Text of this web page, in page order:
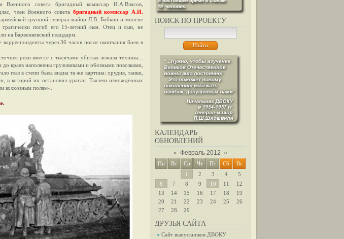
ПОИСК ПО ПРОЕКТУ
КАЛЕНДАРЬ
ОБНОВЛЕНИЙ
« Февраль 2012 »
Пн Вт Ср Чт Пт Сб
Вс
1
2 3 4
5
6
7 8 9 10 11
12
13
14 15 16 17 18
19
20
21 22 23 24 25
26
27
28 29
ДРУЗЬЯ САЙТА
Сайт выпускников ДВОКУ
Военного совета бригадный комиссар И.А.Власов,
член Военного совета бригадный комиссар А.И.
группой генерал-майор Л.В. Бобкин и многие
погиб его 15-летний сын. Отец и сын, не
на Барвенковский плацдарм.
через 36 часов после окончания боев в
реки вместе с тысячами убитых лежала техника...
краев наполнены грузовиками и обозными повозками,
глаз в степи была видна та же картина: орудия, танки,
в которой их остановил ураган. Тысячи измождённых
колхозным полям».